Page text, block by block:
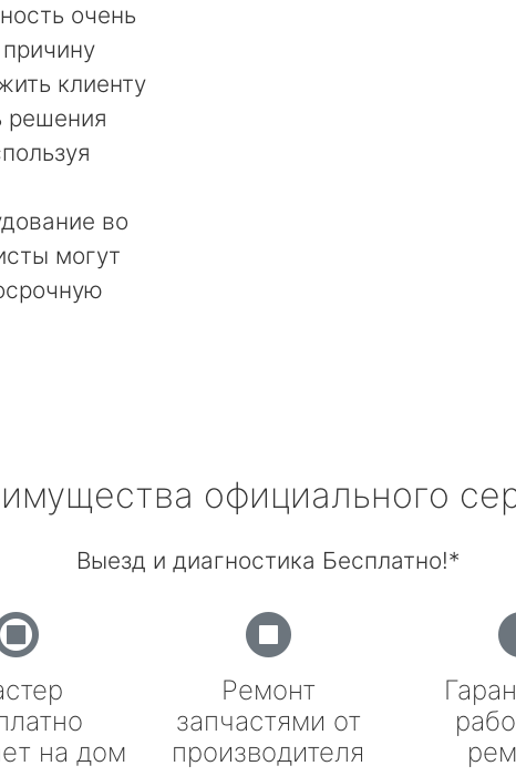
очень
клиенту
решения
во
могут
официального
Выезд и диагностика Бесплатно!*
на дом
Ремонт
запчастями от
производителя